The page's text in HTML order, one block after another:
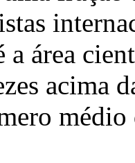
a área
acima